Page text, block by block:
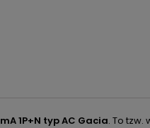
1P+N typ AC Gacia. To tzw.